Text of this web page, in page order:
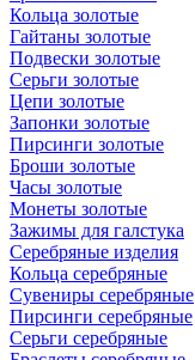
Кольца золотые
Гайтаны золотые
Подвески золотые
Серьги золотые
Цепи золотые
Запонки золотые
Пирсинги золотые
Броши золотые
Часы золотые
Монеты золотые
Зажимы для галстука
Серебряные изделия
Кольца серебряные
Сувениры серебряные
Пирсинги серебряные
Серьги серебряные